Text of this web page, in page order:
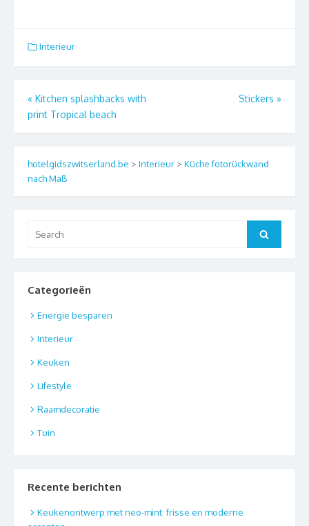
Interieur
Berichtnavigatie
« Kitchen splashbacks with
print Tropical beach
Stickers »
hotelgidszwitserland.be > Interieur > Küche fotorückwand
nach Maß
for:
Search
Categorieën
Energie besparen
Interieur
Keuken
Lifestyle
Raamdecoratie
Tuin
Recente berichten
Keukenontwerp met neo-mint: frisse en moderne